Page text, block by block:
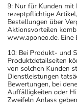
9: Nur für Kunden mit
rezeptpflichtige
Bestellungen über
Aktionsvorteilen
www.aponeo.de.
10: Bei Produkt- und
Produktdetailseiten
von solchen Kunden
Dienstleistungen
Bewertungen, bei
Auffälligkeiten oder
Zweifeln Anlass